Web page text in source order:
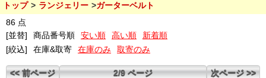
トップ ランジェリー
ガーターベルト
86 点
[並替]
商品番号順 安い順 高い順
新着順
[絞込]
在庫&取寄 在庫のみ 取寄のみ
<< 前ページ 2/9 ページ 次ページ >>